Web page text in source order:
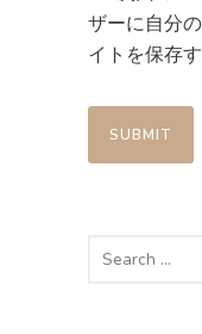
ザーに自分
イトを保存す